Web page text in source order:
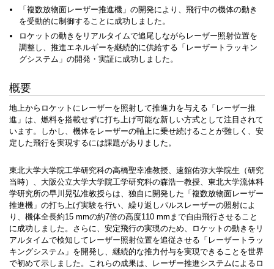
「複数放物面レーザー推進機」の開発により、飛行中の機体の動き
を受動的に制御することに成功しました。
ロケットの動きをリアルタイムで追尾しながらレーザー照射位置を
調整し、推進エネルギーを継続的に供給する「レーザートラッキン
グシステム」の開発・実証に成功しました。
概要
地上からロケットにレーザーを照射して推進力を与える「レーザー推
進」は、燃料を搭載せずに打ち上げ可能な新しい方式として注目されて
います。しかし、機体をレーザーの軸上に乗せ続けることが難しく、安
定した飛行を実現するには課題がありました。
東北大学大学院工学研究科の高橋聖幸准教授、速館佑弥大学院生（研究
当時）、大阪公立大学大学院工学研究科の森浩一教授、東北大学流体科
学研究所の早川晃弘准教授らは、独自に開発した「複数放物面レーザー
推進機」の打ち上げ実験を行い、繰り返しパルスレーザーの照射によ
り、機体全長約15 mmの約7倍の高度110 mmまで自由飛行させること
に成功しました。さらに、安定飛行の実現のため、ロケットの動きをリ
アルタイムで検知してレーザー照射位置を追従させる「レーザートラッ
キングシステム」を開発し、継続的な推力付与を実現できることを世界
で初めて示しました。これらの成果は、レーザー推進システムによるロ